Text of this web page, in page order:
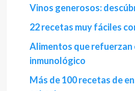
Vinos generosos:
22 recetas muy fáciles
Alimentos que refuerzan
inmunológico
Más de 100 recetas de